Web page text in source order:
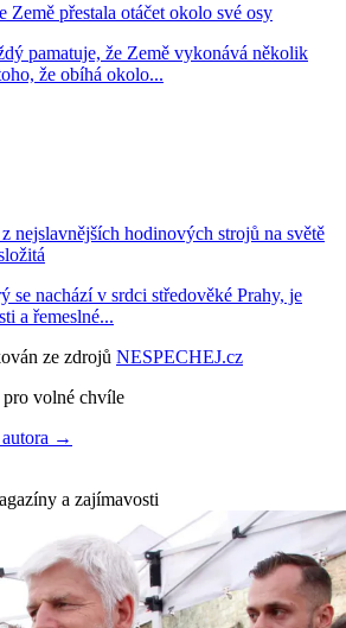
Země přestala otáčet okolo své osy
pamatuje, že Země vykonává několik
že obíhá okolo...
nejslavnějších hodinových strojů na světě
se nachází v srdci středověké Prahy, je
a řemeslné...
ze zdrojů NESPECHEJ.cz
volné chvíle
autora →
a zajímavosti